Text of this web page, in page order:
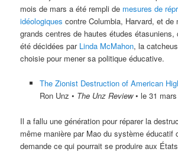
mois de mars a été rempli de mesures de
idéologiques contre Columbia, Harvard, et de
grands centres de hautes études
été décidées par Linda McMahon, la
choisie pour mener sa politique éducative.
The Zionist Destruction of American
Ron Unz • The Unz Review• le 31 mars
Il a fallu une génération pour réparer la
même manière par Mao du système éducatif
demande ce qui pourrait se produire aux